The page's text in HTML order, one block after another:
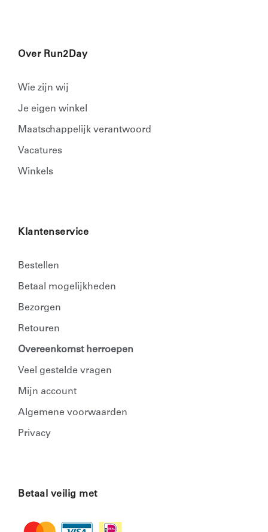
Over Run2Day
Wie zijn wij
Je eigen winkel
Maatschappelijk verantwoord
Vacatures
Winkels
Klantenservice
Bestellen
Betaal mogelijkheden
Bezorgen
Retouren
Overeenkomst herroepen
Veel gestelde vragen
Mijn account
Algemene voorwaarden
Privacy
Betaal veilig met